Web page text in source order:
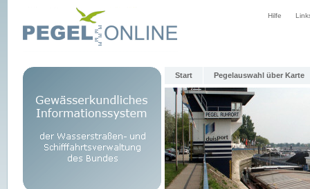
Hilfe
Start Pegelauswahl über Karte